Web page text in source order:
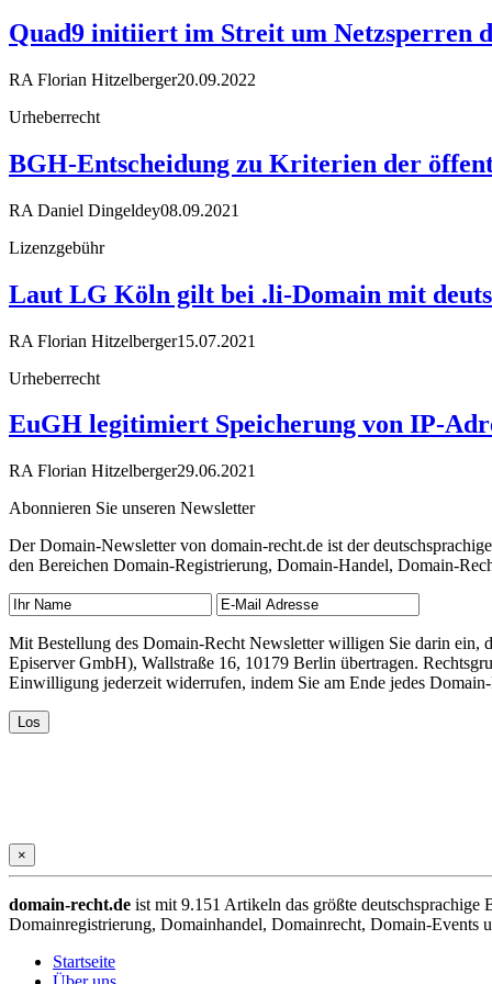
Quad9 initiiert im Streit um Netzsperren
RA Florian Hitzelberger20.09.2022
Urheberrecht
BGH-Entscheidung zu Kriterien der
RA Daniel Dingeldey08.09.2021
Lizenzgebühr
Laut LG Köln gilt bei .li-Domain mit
RA Florian Hitzelberger15.07.2021
Urheberrecht
EuGH legitimiert Speicherung von IP-
RA Florian Hitzelberger29.06.2021
Abonnieren Sie unseren Newsletter
Der Domain-Newsletter von domain-recht.de ist der
den Bereichen Domain-Registrierung, Domain-Handel, Domain-
Mit Bestellung des Domain-Recht Newsletter willigen Sie darin ein,
Episerver GmbH), Wallstraße 16, 10179 Berlin übertragen.
Einwilligung jederzeit widerrufen, indem Sie am Ende jedes
×
domain-recht.de ist mit 9.151 Artikeln das größte
Domainregistrierung, Domainhandel, Domainrecht, Domain-Events
Startseite